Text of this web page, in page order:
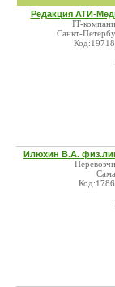
Редакция АТИ-
IT-
Санкт-
Илюхин В.А.